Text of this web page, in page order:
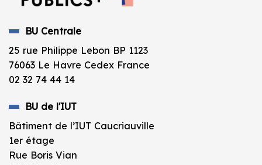
BU Centrale
25 rue Philippe Lebon BP 1123
76063 Le Havre Cedex France
02 32 74 44 14
BU de l'IUT
Bâtiment de l’IUT Caucriauville
1er étage
Rue Boris Vian